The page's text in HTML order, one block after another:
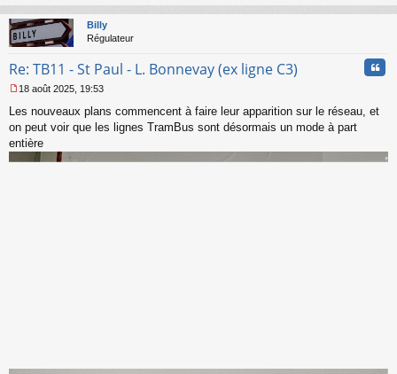
au
Billy
Régulateur
Re: TB11 - St Paul - L. Bonnevay (ex ligne C3)
e
s
s
a
g
18 août 2025, 19:53
Les nouveaux plans commencent à faire leur apparition sur le réseau, et
on peut voir que les lignes TramBus sont désormais un mode à part
entière